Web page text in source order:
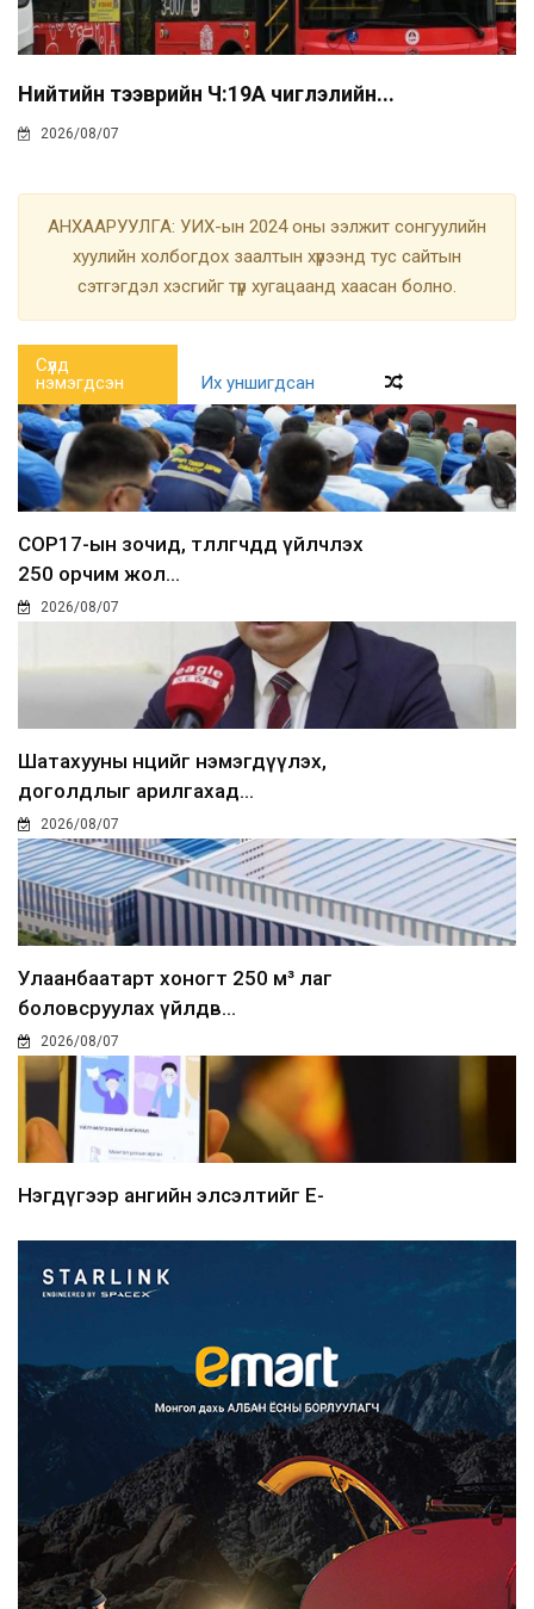
Нийтийн тээврийн Ч:19А чиглэлийн...
2026/08/07
АНХААРУУЛГА: УИХ-ын 2024 оны ээлжит сонгуулийн
хуулийн холбогдох заалтын хүрээнд тус сайтын
сэтгэгдэл хэсгийг түр хугацаанд хаасан болно.
Сүүлд
нэмэгдсэн
Их уншигдсан
COP17-ын зочид, төлөөлөгчдөд үйлчлэх
250 орчим жол...
2026/08/07
Шатахууны нөөцийг нэмэгдүүлэх,
доголдлыг арилгахад...
2026/08/07
Улаанбаатарт хоногт 250 м³ лаг
боловсруулах үйлдв...
2026/08/07
Нэгдүгээр ангийн элсэлтийг E-
Францад иргэд рүү зөвшөөрөлгүй
сурталчилгааны дууд...
2026/08/07